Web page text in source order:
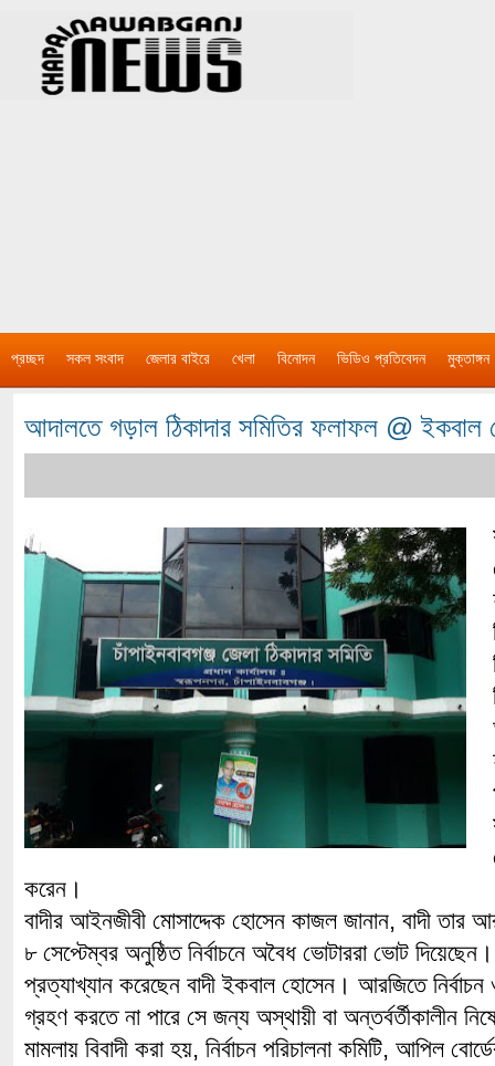
প্রচ্ছদ সকল সংবাদ জেলার বাইরে খেলা বিনোদন ভিডিও প্রতিবেদন মুক্তাঙ্গন
আদালতে গড়াল ঠিকাদার সমিতির ফলাফল @ ইকবাল
করেন।
বাদীর আইনজীবী মোসাদ্দেক হোসেন কাজল জানান, বাদী
৮ সেপ্টেম্বর অনুষ্ঠিত নির্বাচনে অবৈধ ভোটাররা ভোট
প্রত্যাখ্যান করেছেন বাদী ইকবাল হোসেন। আরজিতে নির্বাচন ও
গ্রহণ করতে না পারে সে জন্য অস্থায়ী বা অন্তর্বর্তীকালীন
মামলায় বিবাদী করা হয়, নির্বাচন পরিচালনা কমিটি, আপিল